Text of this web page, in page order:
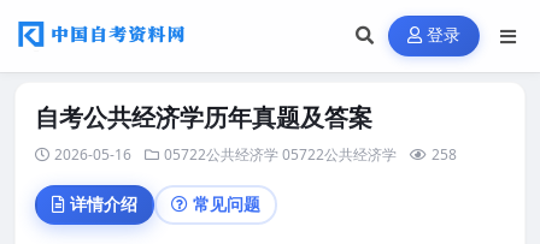
登录
自考公共经济学历年真题及答案
2026-05-16 05722公共经济学05722公共经济学 258
详情介绍 常见问题